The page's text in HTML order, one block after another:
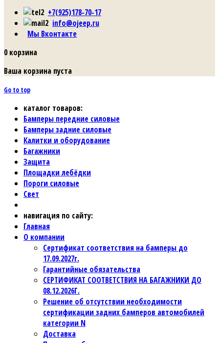
+7(925)178-70-17
info@ojeep.ru
Мы Вконтакте
0 корзина
Ваша корзина пуста
Go to top
каталог товаров:
Бамперы передние силовые
Бамперы задние силовые
Калитки и оборудование
Багажники
Защита
Площадки лебёдки
Пороги силовые
Свет
навигация по сайту:
Главная
О компании
Сертификат соответствия на бамперы до
17.09.2027г.
Гарантийные обязательства
СЕРТИФИКАТ СООТВЕТСТВИЯ НА БАГАЖНИКИ ДО
08.12.2026Г.
Решение об отсутствии необходимости
сертификации задних бамперов автомобилей
категории N
Доставка